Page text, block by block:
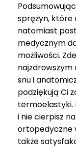
sprężyn, które
natomiast
medycznym
możliwości.
najzdrowszym
snu i
podziękują Ci
termoelastyki.
i nie cierpisz
ortopedyczne
także